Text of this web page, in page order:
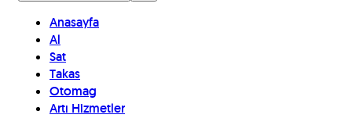
Anasayfa
Al
Sat
Takas
Otomag
Artı Hizmetler